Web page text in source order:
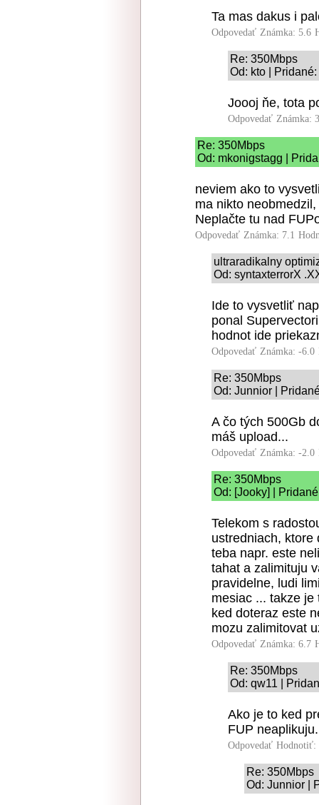
Ta mas dakus i
Odpovedať Známka: 5.6
Re: 350Mbps
Od: kto |
Joooj ňe, tota
Odpovedať Známka:
Re: 350Mbps
Od: mkonigstagg |
neviem ako to
ma nikto
Neplačte tu nad
Odpovedať Známka: 7.1
ultraradikalny
Od: syntaxterrorX
Ide to vysvetliť
ponal
hodnot ide
Odpovedať Známka: -6.0
Re: 350Mbps
Od: Junnior |
A čo tých 500Gb
máš upload...
Odpovedať Známka: -2.0
Re: 350Mbps
Od: [Jooky] |
Telekom s
ustredniach, ktore
teba napr. este
tahat a zalimituju
pravidelne, ludi
mesiac ... takze
ked doteraz este
mozu zalimitovat
Odpovedať Známka: 6.7
Re: 350Mbps
Od: qw11 |
Ako je to ked
FUP
Odpovedať Hodnotiť:
Re: 350Mbps
Od: Junnior |